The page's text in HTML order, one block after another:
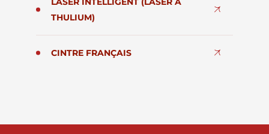
THULIUM)
CINTRE FRANÇAIS